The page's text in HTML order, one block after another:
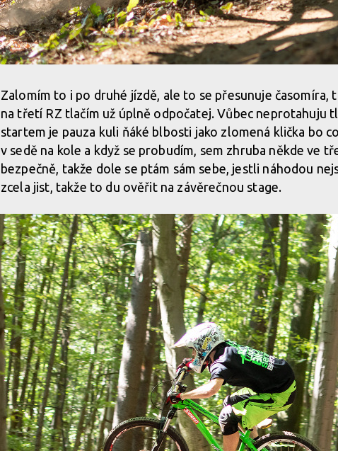
Zalomím to i po druhé jízdě, ale to se přesunuje časomíra,
na třetí RZ tlačím už úplně odpočatej. Vůbec neprotahuju
startem je pauza kuli ňáké blbosti jako zlomená klička bo
v sedě na kole a když se probudím, sem zhruba někde ve
bezpečně, takže dole se ptám sám sebe, jestli náhodou
zcela jist, takže to du ověřit na závěrečnou stage.